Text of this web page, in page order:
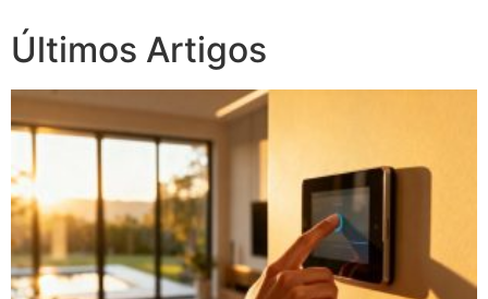
Últimos Artigos